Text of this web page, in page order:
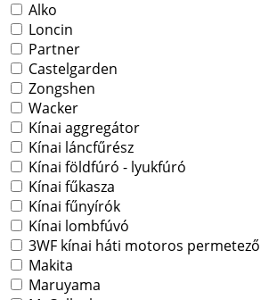
Alko
Loncin
Partner
Castelgarden
Zongshen
Wacker
Kínai aggregátor
Kínai láncfűrész
Kínai földfúró - lyukfúró
Kínai fűkasza
Kínai fűnyírók
Kínai lombfúvó
3WF kínai háti motoros permetező
Makita
Maruyama